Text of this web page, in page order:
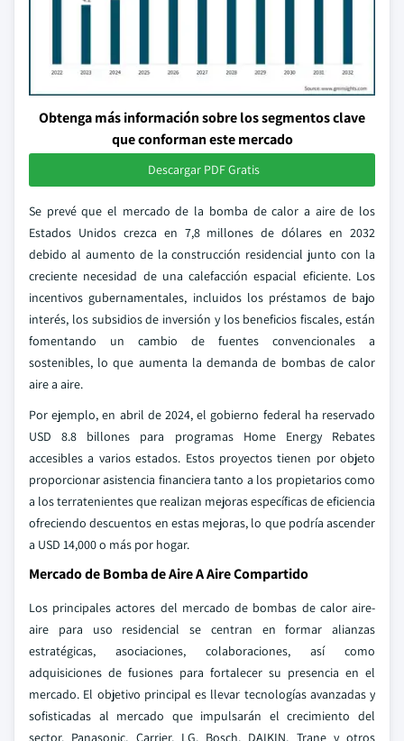
Obtenga más información sobre los segmentos clave
que conforman este mercado
Descargar PDF Gratis
Se prevé que el mercado de la bomba de calor a aire de los
Estados Unidos crezca en 7,8 millones de dólares en 2032
debido al aumento de la construcción residencial junto con la
creciente necesidad de una calefacción espacial eficiente. Los
incentivos gubernamentales, incluidos los préstamos de bajo
interés, los subsidios de inversión y los beneficios fiscales, están
fomentando un cambio de fuentes convencionales a
sostenibles, lo que aumenta la demanda de bombas de calor
aire a aire.
Por ejemplo, en abril de 2024, el gobierno federal ha reservado
USD 8.8 billones para programas Home Energy Rebates
accesibles a varios estados. Estos proyectos tienen por objeto
proporcionar asistencia financiera tanto a los propietarios como
a los terratenientes que realizan mejoras específicas de eficiencia
ofreciendo descuentos en estas mejoras, lo que podría ascender
a USD 14,000 o más por hogar.
Mercado de Bomba de Aire A Aire Compartido
Los principales actores del mercado de bombas de calor aire-
aire para uso residencial se centran en formar alianzas
estratégicas, asociaciones, colaboraciones, así como
adquisiciones de fusiones para fortalecer su presencia en el
mercado. El objetivo principal es llevar tecnologías avanzadas y
sofisticadas al mercado que impulsarán el crecimiento del
sector. Panasonic, Carrier, LG, Bosch, DAIKIN, Trane y otros